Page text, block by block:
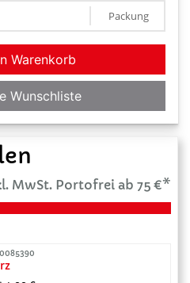
Packung
Warenkorb
Wunschliste
MwSt. Portofrei ab 75 €*